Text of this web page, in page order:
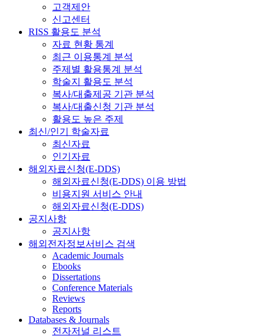
고객제안
신고센터
RISS 활용도 분석
자료 현황 통계
최근 이용통계 분석
주제별 활용통계 분석
학술지 활용도 분석
복사/대출제공 기관 분석
복사/대출신청 기관 분석
활용도 높은 주제
최신/인기 학술자료
최신자료
인기자료
해외자료신청(E-DDS)
해외자료신청(E-DDS) 이용 방법
비용지원 서비스 안내
해외자료신청(E-DDS)
공지사항
공지사항
해외전자정보서비스 검색
Academic Journals
Ebooks
Dissertations
Conference Materials
Reviews
Reports
Databases & Journals
전자저널 리스트